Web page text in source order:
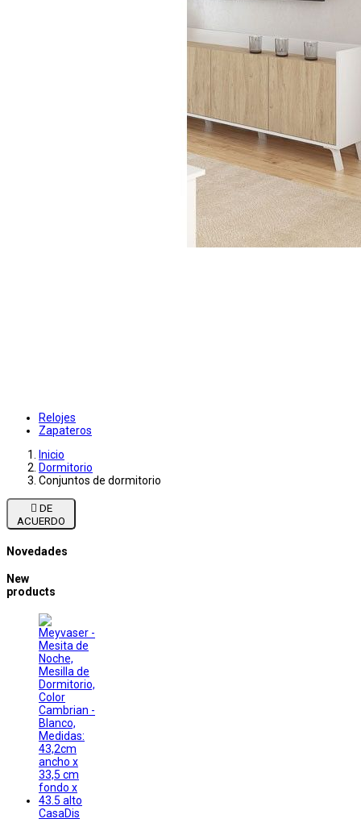
Relojes
Zapateros
Inicio
Dormitorio
Conjuntos de dormitorio

ACUERDO
Novedades
New
products
CasaDis